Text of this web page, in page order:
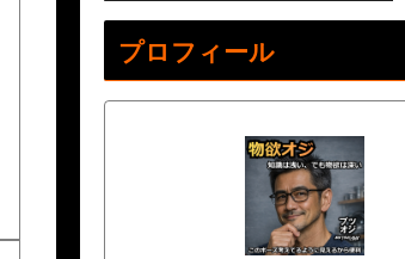
プロフィール